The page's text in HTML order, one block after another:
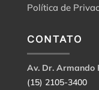
Política de
CONTATO
Av. Dr. Armando
(15) 2105-3400